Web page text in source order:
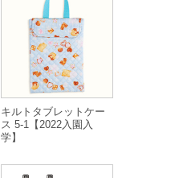
キルトタブレットケー
ス 5-1【2022入園入
学】